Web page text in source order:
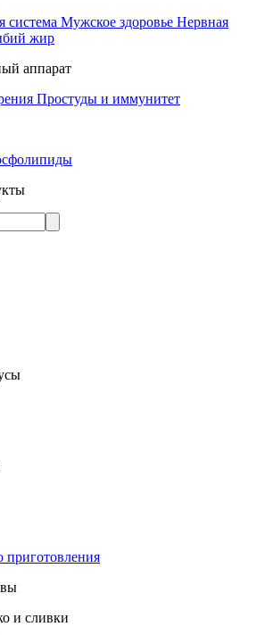
система Мужское здоровье Нервная
жир
аппарат
Простуды и иммунитет
приготовления
и сливки